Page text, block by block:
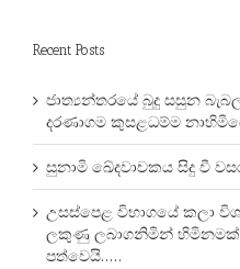
Recent Posts
ජාත්‍යන්තරයේ බුදු සසුන
දරණාගම කුසළධම්ම
සුනාමි ඛේදවාචකය සිදු වී
උසස්පෙළ විභාගයේ කලා
ලකුණු ලබාගනිමින් හිමිනමක්
පත්වෙයි…..